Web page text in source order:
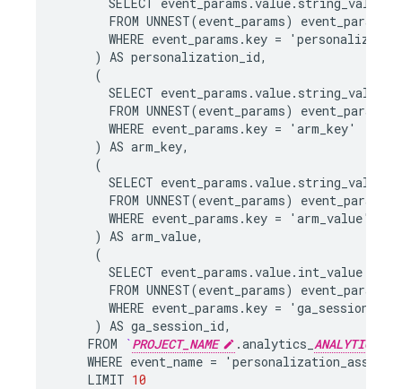
FROM UNNEST(event_params)
event_params
WHERE event_params .key = '
)
AS personalization_id,
(
SELECT event_params .value. string_value
FROM UNNEST(event_params)
event_params
WHERE event_params .key = ' arm_key'
)
AS arm_key,
(
SELECT event_params .value. string_value
FROM UNNEST(event_params)
event_params
WHERE event_params .key = ' arm_value'
)
AS arm_value,
(
SELECT event_params .value. int_value
FROM UNNEST(event_params)
event_params
WHERE event_params .key = ' ga_session_id
)
AS ga_session_id,
FROM
`PROJECT_NAME .analytics_
WHERE event_name = '
LIMIT 10